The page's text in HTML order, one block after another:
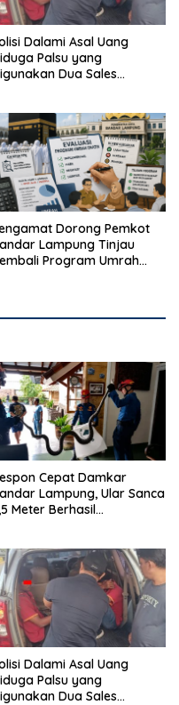
Dalami Asal Uang
Palsu yang
Dua Sales
Dorong Pemkot
Lampung Tinjau
Program Umrah
Cepat Damkar
Lampung, Ular Sanca
Meter Berhasil
Dalami Asal Uang
Palsu yang
Dua Sales